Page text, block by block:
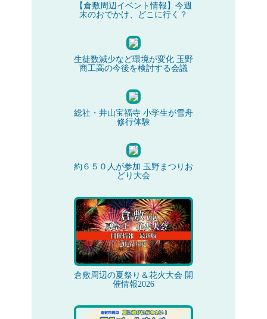
【倉敷周辺イベント情報】今週
末のおでかけ、どこに行く？
生徒数減少など環境が変化 玉野
商工高の今後を検討する会議
総社・井山宝福寺 小学生が雪舟
修行体験
約６５０人が参加 玉野まつりお
どり大会
倉敷周辺の夏祭り＆花火大会 開
催情報2026